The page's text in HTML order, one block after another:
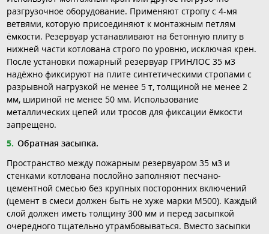
разгрузочное оборудование. Применяют стропу с 4-мя
ветвями, которую присоединяют к монтажным петлям
ёмкости. Резервуар устанавливают на бетонную плиту в
нижней части котлована строго по уровню, исключая крен.
После установки пожарный резервуар ГРИНЛОС 35 м3
надёжно фиксируют на плите синтетическими стропами с
разрывной нагрузкой не менее 5 т, толщиной не менее 2
мм, шириной не менее 50 мм. Использование
металлических цепей или тросов для фиксации ёмкости
запрещено.
Обратная засыпка.
Пространство между пожарным резервуаром 35 м3 и
стенками котлована послойно заполняют песчано-
цементной смесью без крупных посторонних включений
(цемент в смеси должен быть не хуже марки М500). Каждый
слой должен иметь толщину 300 мм и перед засыпкой
очередного тщательно утрамбовываться. Вместо засыпки